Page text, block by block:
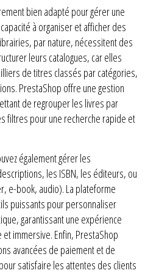
bien adapté pour gérer une
à organiser et afficher des
par nature, nécessitent des
leurs catalogues, car elles
de titres classés par catégories,
PrestaShop offre une gestion
de regrouper les livres par
filtres pour une recherche rapide et
également gérer les
les ISBN, les éditeurs, ou
e-book, audio). La plateforme
puissants pour personnaliser
garantissant une expérience
immersive. Enfin, PrestaShop
avancées de paiement et de
satisfaire les attentes des clients